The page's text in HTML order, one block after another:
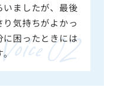
いましたが、最後
気持ちがよかっ
に困ったときには
。